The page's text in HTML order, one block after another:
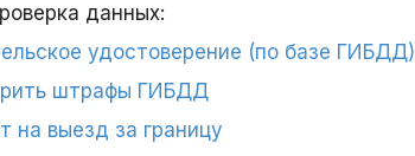
данных:
удостоверение (по базе ГИБДД)
штрафы ГИБДД
на выезд за границу